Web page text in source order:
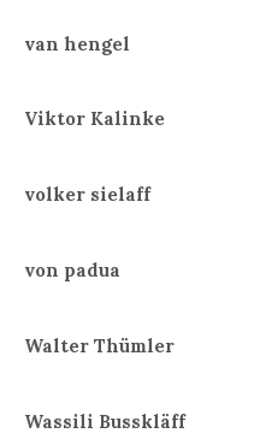
van hengel
Viktor Kalinke
volker sielaff
von padua
Walter Thümler
Wassili Busskläff